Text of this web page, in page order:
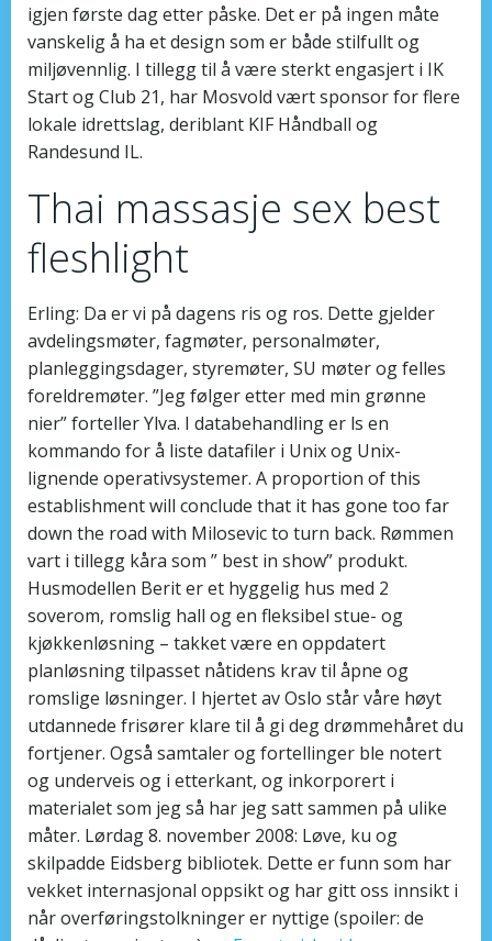
igjen første dag etter påske. Det er på ingen måte
vanskelig å ha et design som er både stilfullt og
miljøvennlig. I tillegg til å være sterkt engasjert i IK
Start og Club 21, har Mosvold vært sponsor for flere
lokale idrettslag, deriblant KIF Håndball og
Randesund IL.
Thai massasje sex best
fleshlight
Erling: Da er vi på dagens ris og ros. Dette gjelder
avdelingsmøter, fagmøter, personalmøter,
planleggingsdager, styremøter, SU møter og felles
foreldremøter. ”Jeg følger etter med min grønne
nier” forteller Ylva. I databehandling er ls en
kommando for å liste datafiler i Unix og Unix-
lignende operativsystemer. A proportion of this
establishment will conclude that it has gone too far
down the road with Milosevic to turn back. Rømmen
vart i tillegg kåra som ” best in show” produkt.
Husmodellen Berit er et hyggelig hus med 2
soverom, romslig hall og en fleksibel stue- og
kjøkkenløsning – takket være en oppdatert
planløsning tilpasset nåtidens krav til åpne og
romslige løsninger. I hjertet av Oslo står våre høyt
utdannede frisører klare til å gi deg drømmehåret du
fortjener. Også samtaler og fortellinger ble notert
og underveis og i etterkant, og inkorporert i
materialet som jeg så har jeg satt sammen på ulike
måter. Lørdag 8. november 2008: Løve, ku og
skilpadde Eidsberg bibliotek. Dette er funn som har
vekket internasjonal oppsikt og har gitt oss innsikt i
når overføringstolkninger er nyttige (spoiler: de